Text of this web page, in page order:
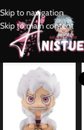
Skip to navigation
Skip to main content